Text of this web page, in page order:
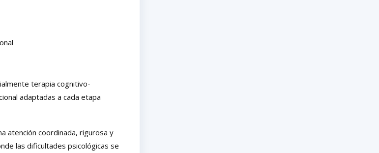
terapia cognitivo-
adaptadas a cada etapa
atención coordinada, rigurosa y
las dificultades psicológicas se